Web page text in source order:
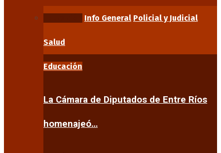
Info General Policial y Judicial
Salud
Educación
La Cámara de Diputados de Entre Ríos
homenajeó…